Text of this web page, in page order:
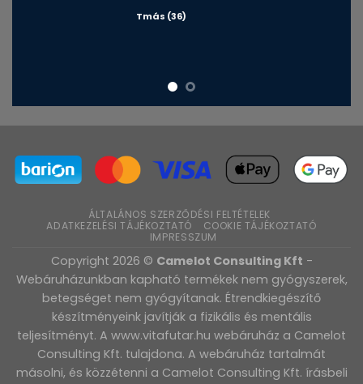
Tmás (36)
ÁLTALÁNOS SZERZŐDÉSI FELTÉTELEK
ADATKEZELÉSI TÁJÉKOZTATÓ
COOKIE TÁJÉKOZTATÓ
IMPRESSZUM
Copyright 2026 © Camelot Consulting Kft -
Webáruházunkban kapható termékek nem gyógyszerek,
betegséget nem gyógyítanak. Étrendkiegészítő
készítményeink javítják a fizikális és mentális
teljesítményt. A www.vitafutar.hu webáruház a Camelot
Consulting Kft. tulajdona. A webáruház tartalmát
másolni, és közzétenni a Camelot Consulting Kft. írásbeli